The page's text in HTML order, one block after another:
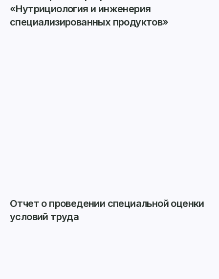
«Нутрициология и инженерия
специализированных продуктов»
Отчет о проведении специальной оценки
условий труда